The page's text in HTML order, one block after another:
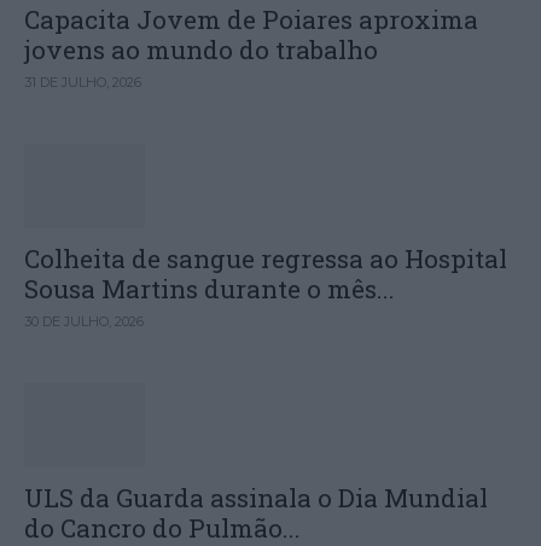
Capacita Jovem de Poiares aproxima
jovens ao mundo do trabalho
31 DE JULHO, 2026
Colheita de sangue regressa ao Hospital
Sousa Martins durante o mês...
30 DE JULHO, 2026
ULS da Guarda assinala o Dia Mundial
do Cancro do Pulmão...